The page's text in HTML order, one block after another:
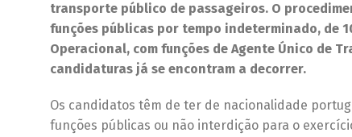
transporte público de passageiros. O
funções públicas por tempo indeterminado, de
Operacional, com funções de Agente Único de
candidaturas já se encontram a decorrer.
Os candidatos têm de ter de nacionalidade
funções públicas ou não interdição para o